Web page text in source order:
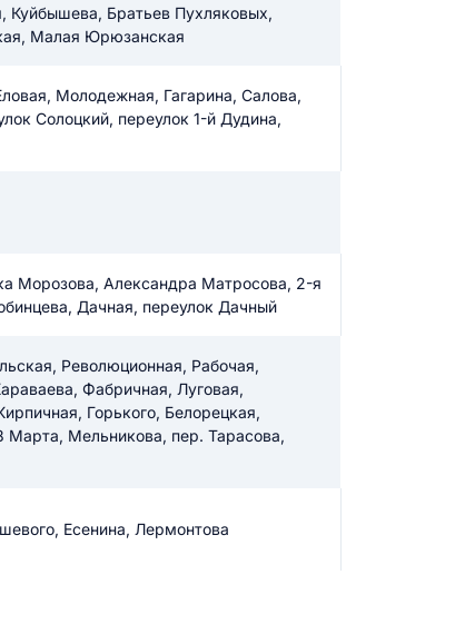
Куйбышева, Братьев Пухляковых,
Малая Юрюзанская
Молодежная, Гагарина, Салова,
Солоцкий, переулок 1-й Дудина,
Морозова, Александра Матросова, 2-я
Дачная, переулок Дачный
Революционная, Рабочая,
Фабричная, Луговая,
Горького, Белорецкая,
Марта, Мельникова, пер. Тарасова,
Есенина, Лермонтова